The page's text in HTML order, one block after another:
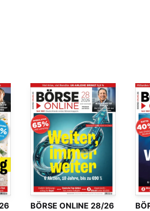
BÖRSE ONLINE 28/26